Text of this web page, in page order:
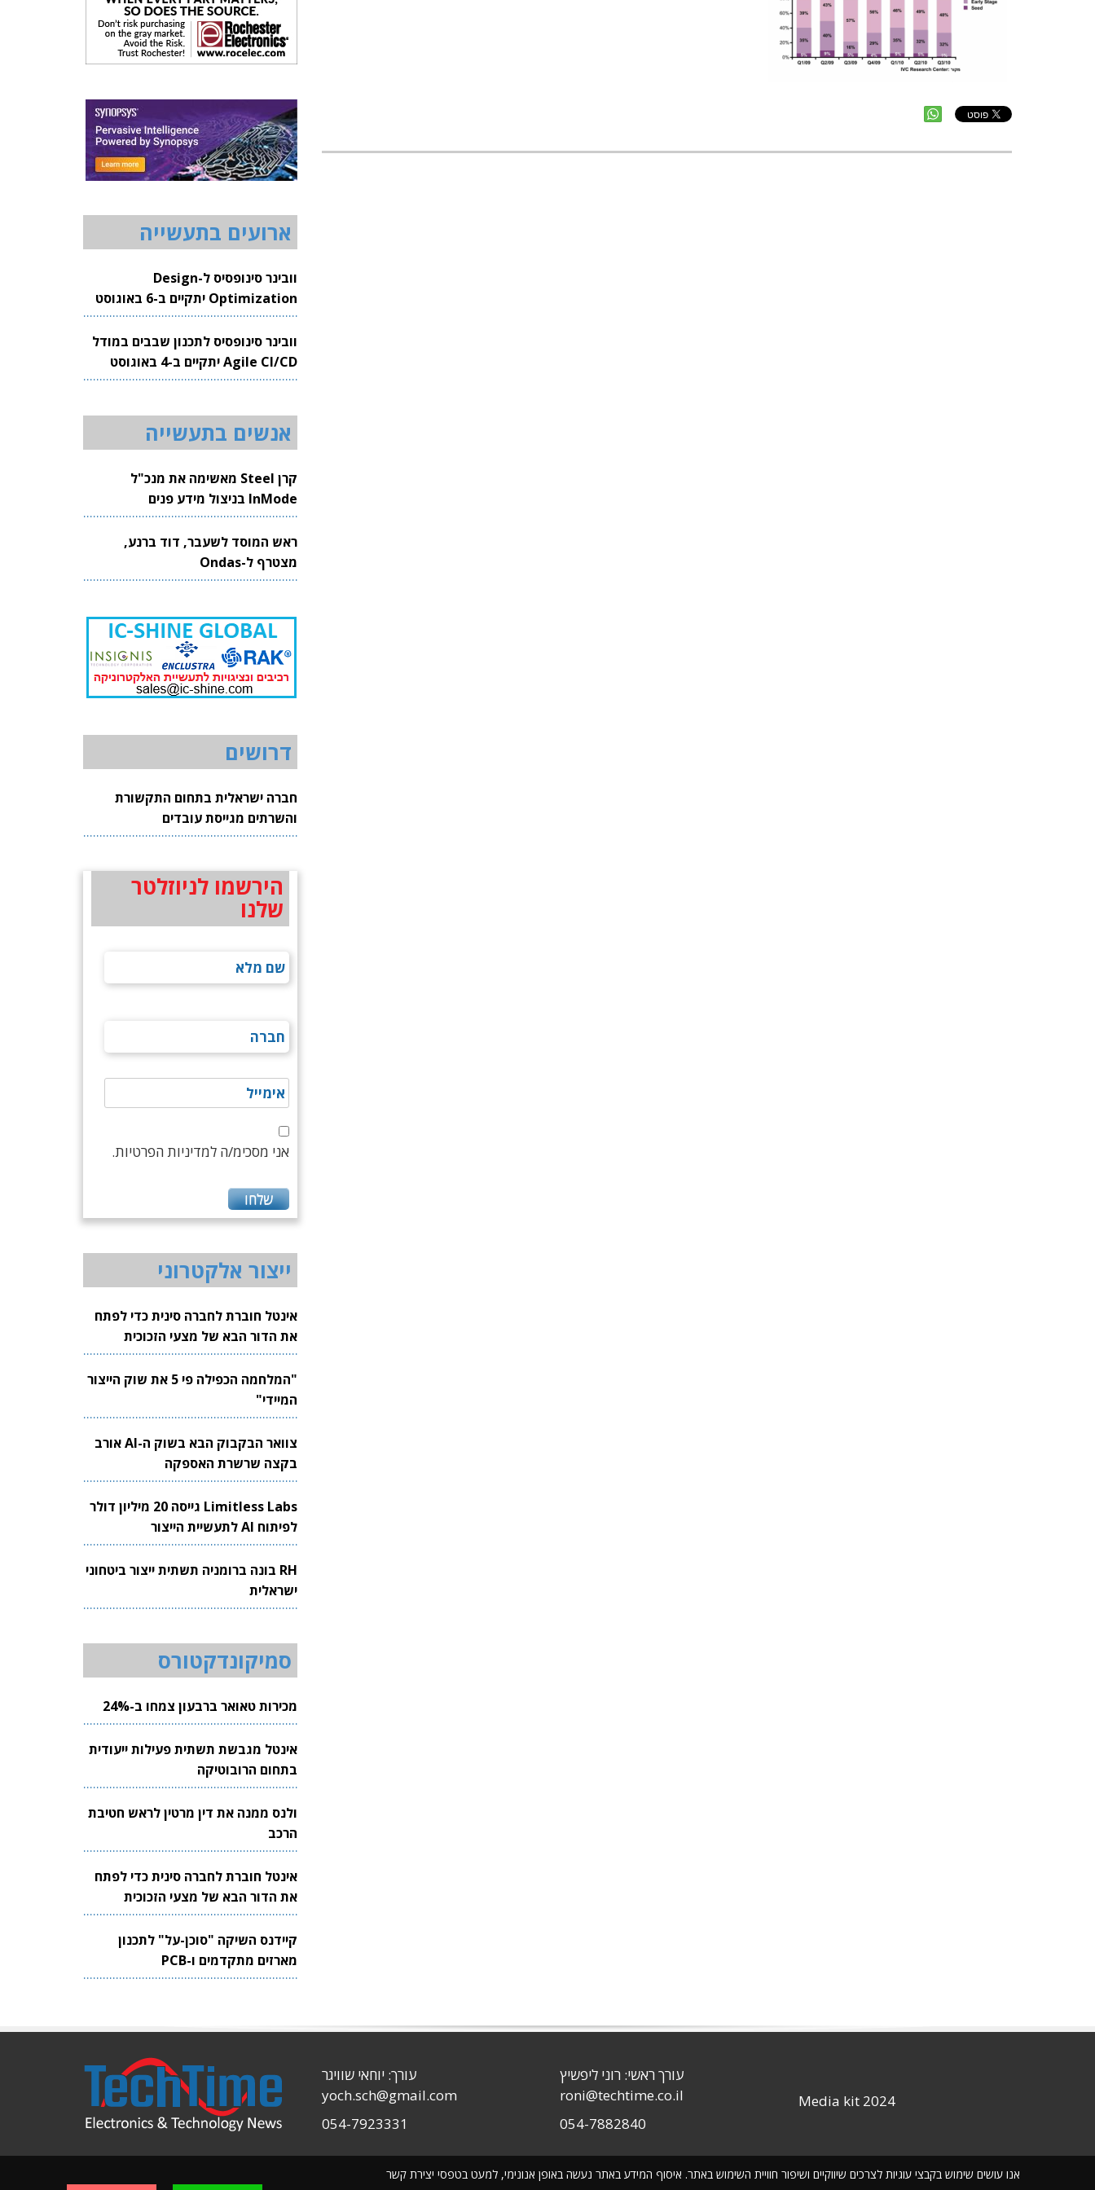
ארועים בתעשייה
וובינר סינופסיס ל-Design
Optimization יתקיים ב-6 באוגוסט
2026
וובינר סינופסיס לתכנון שבבים במודל
Agile CI/CD יתקיים ב-4 באוגוסט
2026
אנשים בתעשייה
קרן Steel מאשימה את מנכ"ל
InMode בניצול מידע פנים
ראש המוסד לשעבר, דוד ברנע,
מצטרף ל-Ondas
דרושים
חברה ישראלית בתחום התקשורת
והשרתים מגייסת עובדים
הירשמו לניוזלטר
שלנו
אני מסכימ/ה למדיניות הפרטיות.
ייצור אלקטרוני
אינטל חוברת לחברה סינית כדי לפתח
את הדור הבא של מצעי הזכוכית
לשבבים
"המלחמה הכפילה פי 5 את שוק הייצור
המיידי"
צוואר הבקבוק הבא בשוק ה-AI אורב
בקצה שרשרת האספקה
Limitless Labs גייסה 20 מיליון דולר
לפיתוח AI לתעשיית הייצור
RH בונה ברומניה תשתית ייצור ביטחוני
ישראלית
סמיקונדקטורס
מכירות טאואר ברבעון צמחו ב-24%
אינטל מגבשת תשתית פעילות ייעודית
בתחום הרובוטיקה
ולנס ממנה את דין מרטין לראש חטיבת
הרכב
אינטל חוברת לחברה סינית כדי לפתח
את הדור הבא של מצעי הזכוכית
לשבבים
קיידנס השיקה "סוכן-על" לתכנון
מארזים מתקדמים ו-PCB
אנו עושים שימוש בקבצי עוגיות לצרכים שיווקיים ושיפור חוויית השימוש באתר. איסוף המידע באתר נעשה באופן אנונימי, למעט בטפסי יצירת קשר
Media kit 2024
עורך ראשי: רוני ליפשיץ
roni@techtime.co.il
054-7882840
עורך: יוחאי שוויגר
yoch.sch@gmail.com
054-7923331